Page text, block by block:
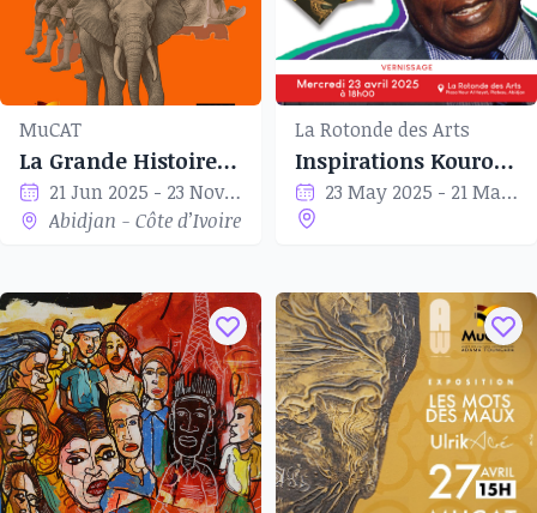
MuCAT
La Grande Histoire Des Eléphants
21 Jun 2025 - 23 Nov 2025
Abidjan - Côte d’Ivoire
La Rotonde des Arts
Inspirations Kourouma
23 May 2025 - 21 Mar 2025